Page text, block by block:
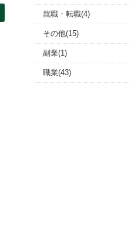
就職・転職(4)
その他(15)
副業(1)
職業(43)